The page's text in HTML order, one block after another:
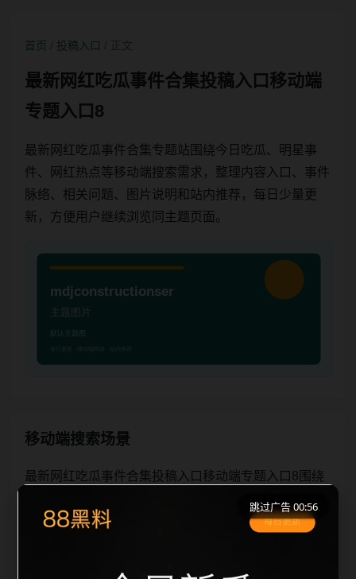
首页 投稿入口
最新网红吃瓜事件合集投稿入口移动端
专题入口8
最新网红吃瓜事件合集专题站围绕今日吃瓜、明星事
件、网红热点等移动端搜索需求，整理内容入口、事件
脉络、相关问题、图片说明和站内推荐，每日少量更
新，方便用户继续浏览同主题页面。
移动端搜索场景
最新网红吃瓜事件合集投稿入口移动端专题入口8围绕
端浏览习惯整理标题、描述、图片和站内推荐。用户进
跳过广告 00:56